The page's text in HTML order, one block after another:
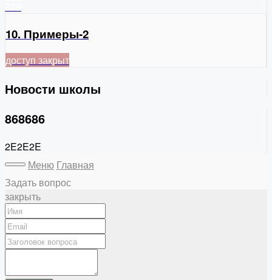
10. Примеры-2
доступ закрыт
Новости школы
868686
2E2E2E
Меню Главная
Задать вопрос
закрыть